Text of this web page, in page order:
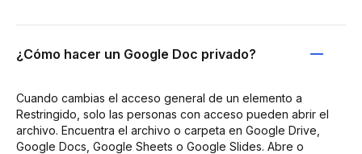
¿Cómo hacer un Google Doc privado?
Cuando cambias el acceso general de un elemento a
Restringido, solo las personas con acceso pueden abrir el
archivo. Encuentra el archivo o carpeta en Google Drive,
Google Docs, Google Sheets o Google Slides. Abre o